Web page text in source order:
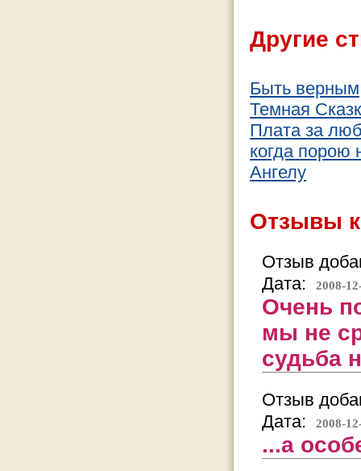
Другие
Быть верным
Темная
Плата за
когда порою
Ангелу
Отзывы
Отзыв
Дата:
2008-
Очень
мы не
судьба
Отзыв
Дата:
2008-
...а